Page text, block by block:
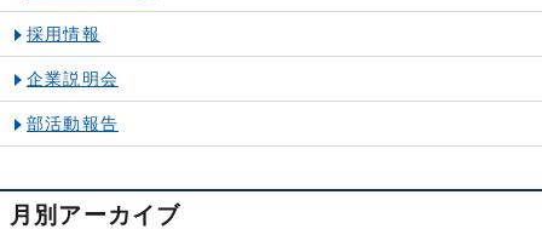
採用情報
企業説明会
部活動報告
月別アーカイブ